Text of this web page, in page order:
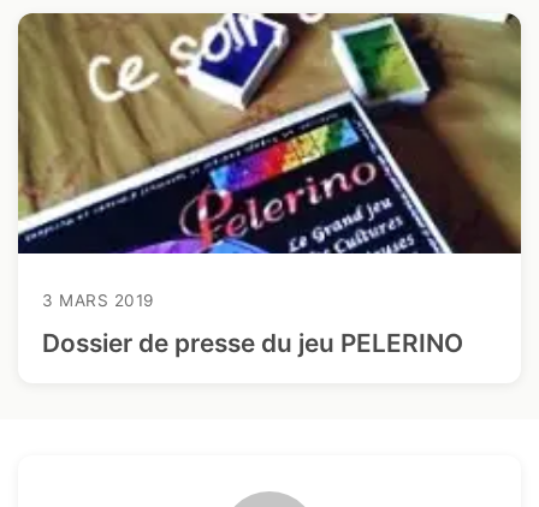
3 MARS 2019
Dossier de presse du jeu PELERINO